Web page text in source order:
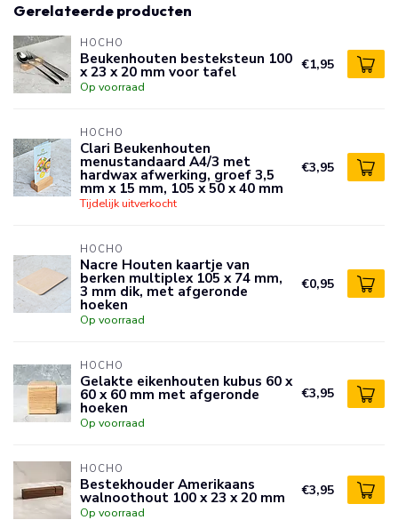
Gerelateerde producten
HOCHO
Beukenhouten besteksteun 100
x 23 x 20 mm voor tafel
Op voorraad
€1,95
HOCHO
Clari Beukenhouten
menustandaard A4/3 met
hardwax afwerking, groef 3,5
mm x 15 mm, 105 x 50 x 40 mm
Tijdelijk uitverkocht
€3,95
HOCHO
Nacre Houten kaartje van
berken multiplex 105 x 74 mm,
3 mm dik, met afgeronde
hoeken
Op voorraad
€0,95
HOCHO
Gelakte eikenhouten kubus 60 x
60 x 60 mm met afgeronde
hoeken
Op voorraad
€3,95
HOCHO
Bestekhouder Amerikaans
walnoothout 100 x 23 x 20 mm
Op voorraad
€3,95